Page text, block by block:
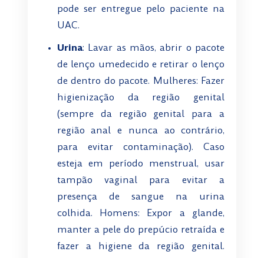
pode ser entregue pelo paciente na
UAC.
Urina: Lavar as mãos, abrir o pacote
de lenço umedecido e retirar o lenço
de dentro do pacote. Mulheres: Fazer
higienização da região genital
(sempre da região genital para a
região anal e nunca ao contrário,
para evitar contaminação). Caso
esteja em período menstrual, usar
tampão vaginal para evitar a
presença de sangue na urina
colhida. Homens: Expor a glande,
manter a pele do prepúcio retraída e
fazer a higiene da região genital.